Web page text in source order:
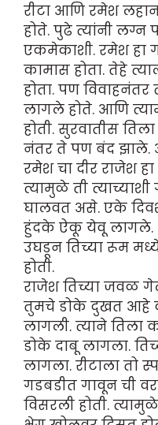
रीटा आणि रमेश
होते. पुढे त्यांनी
एकमेकाशी. रमेश हा
कामास होता. तेहे
होता. पण
लागले होते. आणि
होती. सुरवातीस
नंतर ते पण बंद झाले.
रमेश चा दीर राजेश
त्यामुळे ती
घालवत असे. एके
हुंदके ऐकू येवू लागले.
उघडून तिच्या रूम
होती.
राजेश तिच्या जवळ
तुमचे डोके दुखत आहे
लागली. त्याने तिला
डोके दाबू लागला.
लागला. रीटाला तो
गडबडीत गावून ची
विसरली होती.